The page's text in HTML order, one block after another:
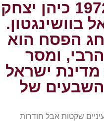
באביב של שנת 1972 כיהן יצחק
בוושינגטון.
חג הפסח הוא
ומסר
ישראל
השבעים של
שקטות אבל חודרות